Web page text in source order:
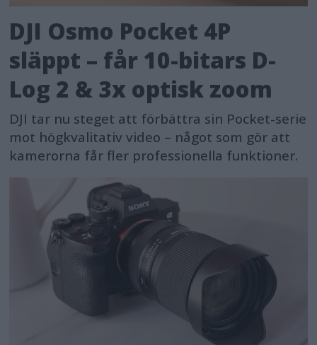
DJI Osmo Pocket 4P
släppt – får 10-bitars D-
Log 2 & 3x optisk zoom
DJI tar nu steget att förbättra sin Pocket-serie
mot högkvalitativ video – något som gör att
kamerorna får fler professionella funktioner.